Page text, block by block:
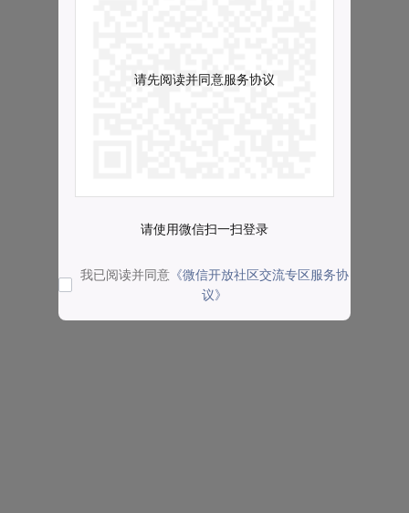
请先阅读并同意服务协议
请使用微信扫一扫登录
我已阅读并同意 《微信开放社区交流专区服务协
议》